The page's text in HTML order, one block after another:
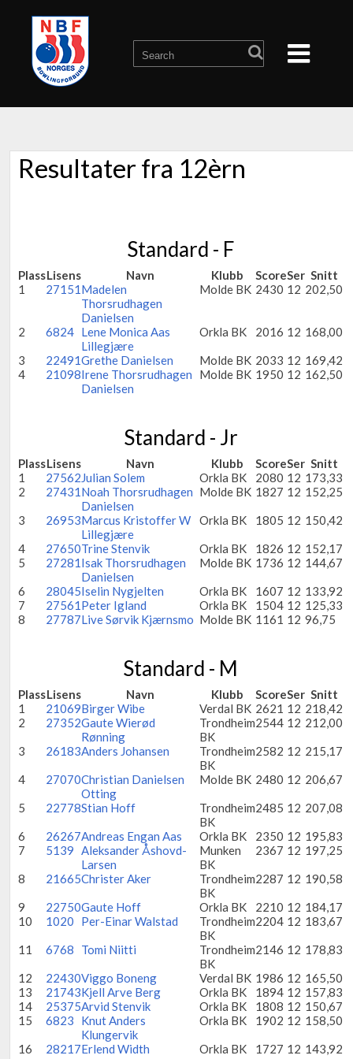
Resultater fra 12èrn
Standard - F
PlassLisens Navn Klubb ScoreSer Snitt
1
27151Madelen
Thorsrudhagen
Danielsen
Molde BK 2430 12 202,50
2 6824 Lene Monica Aas
Lillegjære
Orkla BK 2016 12 168,00
3
22491Grethe Danielsen Molde BK 2033 12 169,42
4
21098Irene Thorsrudhagen
Danielsen
Molde BK 1950 12 162,50
Standard - Jr
PlassLisens Navn Klubb ScoreSer Snitt
1
27562Julian Solem Orkla BK 2080 12 173,33
2
27431Noah Thorsrudhagen
Danielsen
Molde BK 1827 12 152,25
3
26953Marcus Kristoffer W
Lillegjære
Orkla BK 1805 12 150,42
4
27650Trine Stenvik Orkla BK 1826 12 152,17
5
27281Isak Thorsrudhagen
Danielsen
Molde BK 1736 12 144,67
6
28045Iselin Nygjelten Orkla BK 1607 12 133,92
7
27561Peter Igland Orkla BK 1504 12 125,33
8
27787Live Sørvik Kjærnsmo Molde BK 1161 12 96,75
Standard - M
PlassLisens Navn Klubb ScoreSer Snitt
1
21069Birger Wibe Verdal BK 2621 12 218,42
2
27352Gaute Wierød
Rønning
Trondheim
BK
2544 12 212,00
3
26183Anders Johansen
Trondheim
BK
2582 12 215,17
4
27070Christian Danielsen
Otting
Molde BK 2480 12 206,67
5
22778Stian Hoff
Trondheim
BK
2485 12 207,08
6
26267Andreas Engan Aas Orkla BK 2350 12 195,83
7
5139 Aleksander Åshovd-
Larsen
Munken
BK
2367 12 197,25
8
21665Christer Aker
Trondheim
BK
2287 12 190,58
9
22750Gaute Hoff Orkla BK 2210 12 184,17
10
1020 Per-Einar Walstad
Trondheim
BK
2204 12 183,67
11
6768 Tomi Niitti
Trondheim
BK
2146 12 178,83
12
22430Viggo Boneng Verdal BK 1986 12 165,50
13
21743Kjell Arve Berg Orkla BK 1894 12 157,83
14
25375Arvid Stenvik Orkla BK 1808 12 150,67
15
6823
Knut Anders
Klungervik
Orkla BK 1902 12 158,50
16
28217Erlend Width Orkla BK 1727 12 143,92